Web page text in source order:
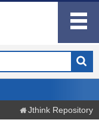
Jthink Repository